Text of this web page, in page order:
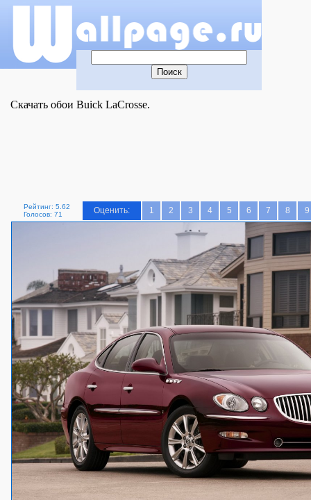
Скачать обои Buick LaCrosse.
Рейтинг: 5.62
Голосов: 71
Оценить: 1 2 3 4 5 6 7 8 9